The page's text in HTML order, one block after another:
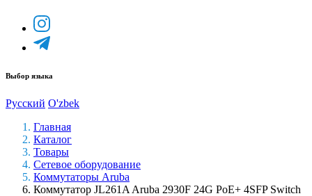
Выбор языка
Русский O'zbek
Главная
Каталог
Товары
Сетевое оборудование
Коммутаторы Aruba
Коммутатор JL261A Aruba 2930F 24G PoE+ 4SFP Switch